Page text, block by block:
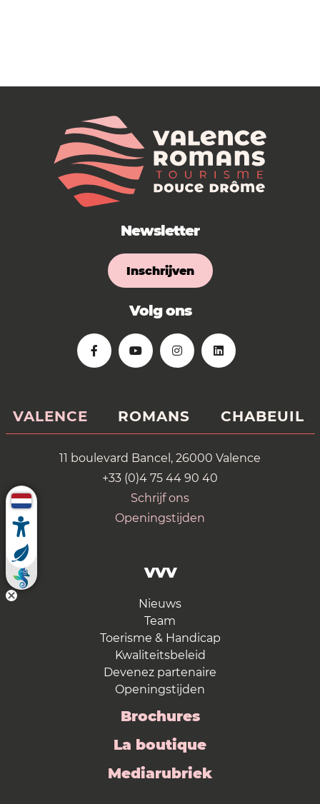
Newsletter
Inschrijven
Volg ons
VALENCE ROMANS CHABEUIL
11 boulevard Bancel, 26000 Valence
+33 (0)4 75 44 90 40
Schrijf ons
Openingstijden
VVV
Nieuws
Team
Toerisme & Handicap
Kwaliteitsbeleid
Devenez partenaire
Openingstijden
Brochures
La boutique
Mediarubriek